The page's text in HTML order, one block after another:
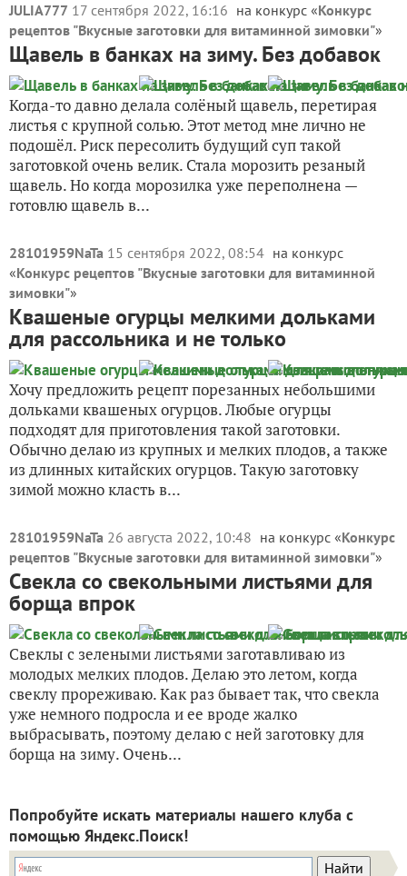
JULIA777 17 сентября 2022, 16:16 на конкурс «Конкурс
рецептов "Вкусные заготовки для витаминной зимовки"»
Щавель в банках на зиму. Без добавок
Когда-то давно делала солёный щавель, перетирая
листья с крупной солью. Этот метод мне лично не
подошёл. Риск пересолить будущий суп такой
заготовкой очень велик. Стала морозить резаный
щавель. Но когда морозилка уже переполнена —
готовлю щавель в...
28101959NaTa 15 сентября 2022, 08:54 на конкурс
«Конкурс рецептов "Вкусные заготовки для витаминной
зимовки"»
Квашеные огурцы мелкими дольками
для рассольника и не только
Хочу предложить рецепт порезанных небольшими
дольками квашеных огурцов. Любые огурцы
подходят для приготовления такой заготовки.
Обычно делаю из крупных и мелких плодов, а также
из длинных китайских огурцов. Такую заготовку
зимой можно класть в...
28101959NaTa 26 августа 2022, 10:48 на конкурс «Конкурс
рецептов "Вкусные заготовки для витаминной зимовки"»
Свекла со свекольными листьями для
борща впрок
Свеклы с зелеными листьями заготавливаю из
молодых мелких плодов. Делаю это летом, когда
свеклу прореживаю. Как раз бывает так, что свекла
уже немного подросла и ее вроде жалко
выбрасывать, поэтому делаю с ней заготовку для
борща на зиму. Очень...
Попробуйте искать материалы нашего клуба с
помощью Яндекс.Поиск!